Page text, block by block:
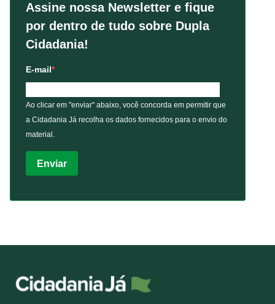
Assine nossa Newsletter e fique
por dentro de tudo sobre Dupla
Cidadania!
E-mail
Ao clicar em "enviar" abaixo, você concorda em permitir que
a Cidadania Já recolha os dados fornecidos para o envio do
material.
Enviar